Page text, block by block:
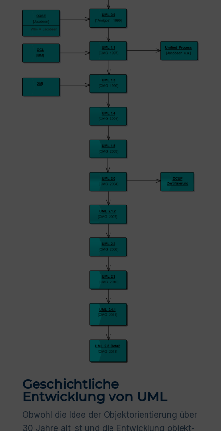
Geschichtliche
Entwicklung von UML
Obwohl die Idee der Objektorientierung über
30 Jahre alt ist und die Entwicklung objekt-